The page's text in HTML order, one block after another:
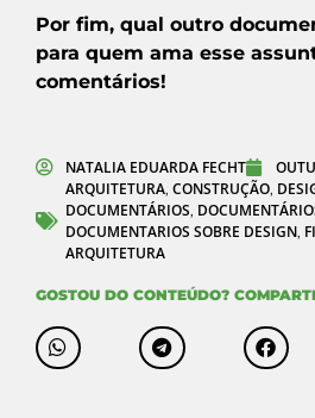
Por fim, qual outro
para quem ama esse
comentários!
NATALIA EDUARDA FECHT
ARQUITETURA, CONSTRUÇÃO,
DOCUMENTÁRIOS,
DOCUMENTARIOS SOBRE DESIGN,
ARQUITETURA
GOSTOU DO CONTEÚDO?